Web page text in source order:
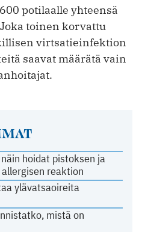
potilaalle yhteensä
toinen korvattu
virtsatieinfektion
saavat määrätä vain
hoidat pistoksen ja
reaktion
ylävatsaoireita
mistä on